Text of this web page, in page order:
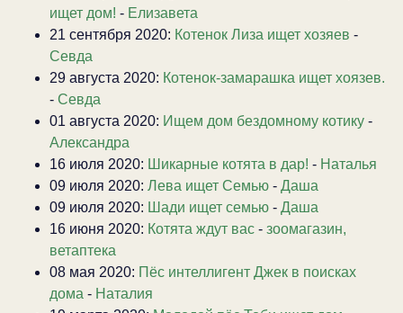
ищет дом! - Елизавета
21 сентября 2020: Котенок Лиза ищет хозяев -
Севда
29 августа 2020: Котенок-замарашка ищет хоязев.
- Севда
01 августа 2020: Ищем дом бездомному котику -
Александра
16 июля 2020: Шикарные котята в дар! - Наталья
09 июля 2020: Лева ищет Семью - Даша
09 июля 2020: Шади ищет семью - Даша
16 июня 2020: Котята ждут вас - зоомагазин,
ветаптека
08 мая 2020: Пёс интеллигент Джек в поисках
дома - Наталия